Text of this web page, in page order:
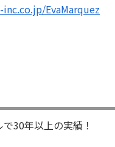
EvaMarquez
30年以上の実績！